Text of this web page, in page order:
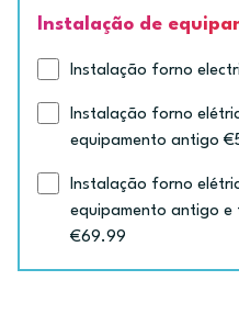
Instalação de
Instalação forno
Instalação forno
equipamento antigo
Instalação forno
equipamento antigo e
€69.99